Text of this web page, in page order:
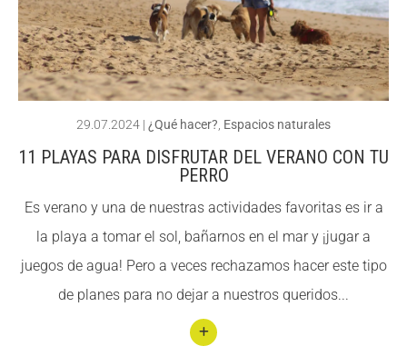
Curio
sidad
es
sobre
as
egat
29.07.2024 | ¿Qué hacer? Espacios naturales
11 PLAYAS PARA DISFRUTAR DEL VERANO CON TU
PERRO
Es verano y una de nuestras actividades favoritas es ir a
la playa a tomar el sol, bañarnos en el mar y ¡jugar a
juegos de agua! Pero a veces rechazamos hacer este tipo
de planes para no dejar a nuestros queridos...